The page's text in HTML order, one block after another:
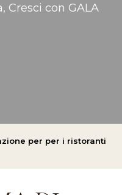
Cresci con GALA
per per i ristoranti